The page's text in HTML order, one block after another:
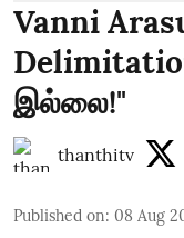
Vanni
இல்லை!"
thanthitv
Published on: 08 Aug